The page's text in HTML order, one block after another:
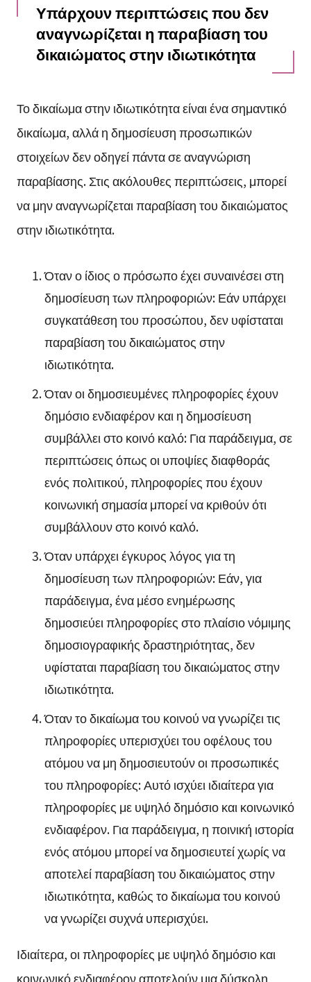
Υπάρχουν περιπτώσεις που δεν
αναγνωρίζεται η παραβίαση του
δικαιώματος στην ιδιωτικότητα
Το δικαίωμα στην ιδιωτικότητα είναι ένα σημαντικό
δικαίωμα, αλλά η δημοσίευση προσωπικών
στοιχείων δεν οδηγεί πάντα σε αναγνώριση
παραβίασης. Στις ακόλουθες περιπτώσεις, μπορεί
να μην αναγνωρίζεται παραβίαση του δικαιώματος
στην ιδιωτικότητα.
Όταν ο ίδιος ο πρόσωπο έχει συναινέσει στη
δημοσίευση των πληροφοριών: Εάν υπάρχει
συγκατάθεση του προσώπου, δεν υφίσταται
παραβίαση του δικαιώματος στην
ιδιωτικότητα.
Όταν οι δημοσιευμένες πληροφορίες έχουν
δημόσιο ενδιαφέρον και η δημοσίευση
συμβάλλει στο κοινό καλό: Για παράδειγμα, σε
περιπτώσεις όπως οι υποψίες διαφθοράς
ενός πολιτικού, πληροφορίες που έχουν
κοινωνική σημασία μπορεί να κριθούν ότι
συμβάλλουν στο κοινό καλό.
Όταν υπάρχει έγκυρος λόγος για τη
δημοσίευση των πληροφοριών: Εάν, για
παράδειγμα, ένα μέσο ενημέρωσης
δημοσιεύει πληροφορίες στο πλαίσιο νόμιμης
δημοσιογραφικής δραστηριότητας, δεν
υφίσταται παραβίαση του δικαιώματος στην
ιδιωτικότητα.
Όταν το δικαίωμα του κοινού να γνωρίζει τις
πληροφορίες υπερισχύει του οφέλους του
ατόμου να μη δημοσιευτούν οι προσωπικές
του πληροφορίες: Αυτό ισχύει ιδιαίτερα για
πληροφορίες με υψηλό δημόσιο και κοινωνικό
ενδιαφέρον. Για παράδειγμα, η ποινική ιστορία
ενός ατόμου μπορεί να δημοσιευτεί χωρίς να
αποτελεί παραβίαση του δικαιώματος στην
ιδιωτικότητα, καθώς το δικαίωμα του κοινού
να γνωρίζει συχνά υπερισχύει.
Ιδιαίτερα, οι πληροφορίες με υψηλό δημόσιο και
κοινωνικό ενδιαφέρον αποτελούν μια δύσκολη